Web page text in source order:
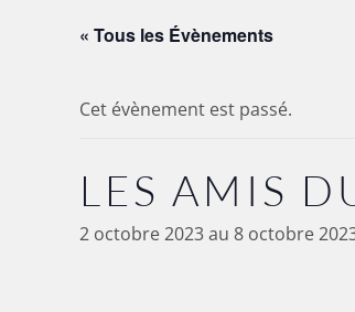
« Tous les Évènements
Cet évènement est passé.
LES AMIS
2 octobre 2023au 8 octobre